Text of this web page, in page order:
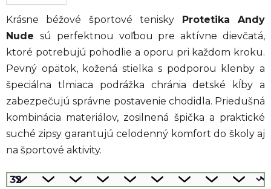
Krásne béžové športové tenisky Protetika Andy
Nude sú perfektnou voľbou pre aktívne dievčatá,
ktoré potrebujú pohodlie a oporu pri každom kroku.
Pevný opätok, kožená stielka s podporou klenby a
špeciálna tlmiaca podrážka chránia detské kĺby a
zabezpečujú správne postavenie chodidla. Priedušná
kombinácia materiálov, zosilnená špička a praktické
suché zipsy garantujú celodenný komfort do školy aj
na športové aktivity.